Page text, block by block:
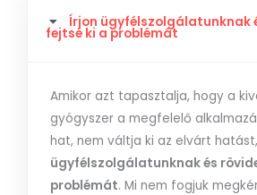
Írjon ügyfélszolgálatunknak
fejtse ki a problémát
Amikor azt tapasztalja, hogy a
gyógyszer a megfelelő
hat, nem váltja ki az elvárt hatást,
ügyfélszolgálatunknak és
problémát. Mi nem fogjuk